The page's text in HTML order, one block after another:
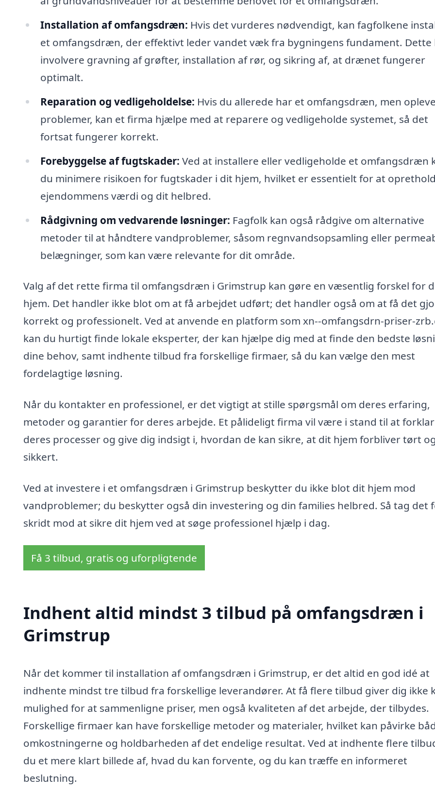
Installation af omfangsdræn: Hvis det vurderes nødvendigt, kan fagfolkene
et omfangsdræn, der effektivt leder vandet væk fra bygningens fundament. Dette
involvere gravning af grøfter, installation af rør, og sikring af, at drænet fungerer
optimalt.
Reparation og vedligeholdelse: Hvis du allerede har et omfangsdræn, men
problemer, kan et firma hjælpe med at reparere og vedligeholde systemet, så det
fortsat fungerer korrekt.
Forebyggelse af fugtskader: Ved at installere eller vedligeholde et omfangsdræn
du minimere risikoen for fugtskader i dit hjem, hvilket er essentielt for at
ejendommens værdi og dit helbred.
Rådgivning om vedvarende løsninger: Fagfolk kan også rådgive om alternative
metoder til at håndtere vandproblemer, såsom regnvandsopsamling eller
belægninger, som kan være relevante for dit område.
Valg af det rette firma til omfangsdræn i Grimstrup kan gøre en væsentlig forskel for
hjem. Det handler ikke blot om at få arbejdet udført; det handler også om at få det
korrekt og professionelt. Ved at anvende en platform som xn--omfangsdrn-priser-
kan du hurtigt finde lokale eksperter, der kan hjælpe dig med at finde den bedste
dine behov, samt indhente tilbud fra forskellige firmaer, så du kan vælge den mest
fordelagtige løsning.
Når du kontakter en professionel, er det vigtigt at stille spørgsmål om deres erfaring,
metoder og garantier for deres arbejde. Et pålideligt firma vil være i stand til at
deres processer og give dig indsigt i, hvordan de kan sikre, at dit hjem forbliver tørt
sikkert.
Ved at investere i et omfangsdræn i Grimstrup beskytter du ikke blot dit hjem mod
vandproblemer; du beskytter også din investering og din families helbred. Så tag det
skridt mod at sikre dit hjem ved at søge professionel hjælp i dag.
Få 3 tilbud, gratis og uforpligtende
Indhent altid mindst 3 tilbud på omfangsdræn i
Grimstrup
Når det kommer til installation af omfangsdræn i Grimstrup, er det altid en god idé at
indhente mindst tre tilbud fra forskellige leverandører. At få flere tilbud giver dig ikke
mulighed for at sammenligne priser, men også kvaliteten af det arbejde, der tilbydes.
Forskellige firmaer kan have forskellige metoder og materialer, hvilket kan påvirke
omkostningerne og holdbarheden af det endelige resultat. Ved at indhente flere
du et mere klart billede af, hvad du kan forvente, og du kan træffe en informeret
beslutning.